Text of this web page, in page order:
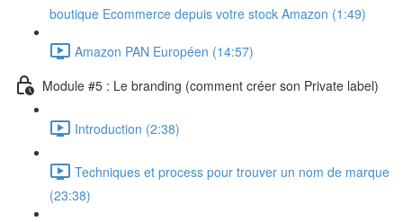
boutique Ecommerce depuis votre stock Amazon (1:49)
Amazon PAN Européen (14:57)
Module #5 : Le branding (comment créer son Private label)
Introduction (2:38)
Techniques et process pour trouver un nom de marque
(23:38)